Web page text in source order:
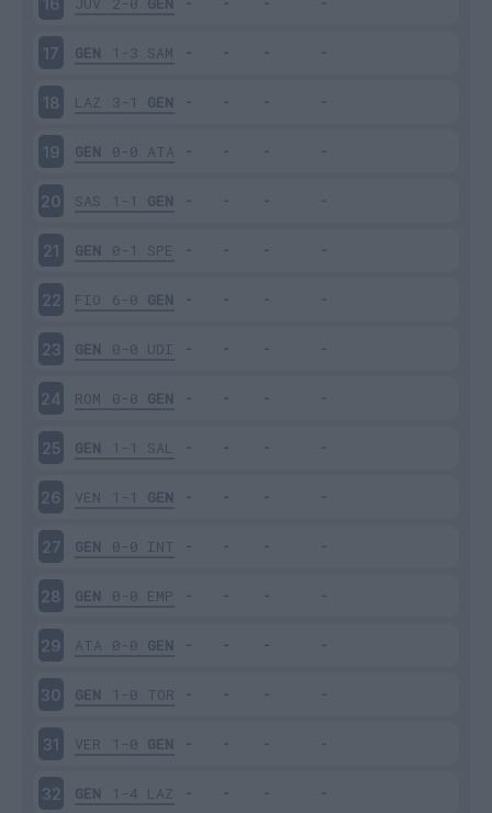
17 GEN 1-3 SAM
18 LAZ 3-1 GEN
19 GEN 0-0 ATA
20 SAS 1-1 GEN
21 GEN 0-1 SPE
22 FIO 6-0 GEN
23 GEN 0-0 UDI
24 ROM 0-0 GEN
25 GEN 1-1 SAL
26 VEN 1-1 GEN
27 GEN 0-0 INT
28 GEN 0-0 EMP
29 ATA 0-0 GEN
30 GEN 1-0 TOR
31 VER 1-0 GEN
32 GEN 1-4 LAZ